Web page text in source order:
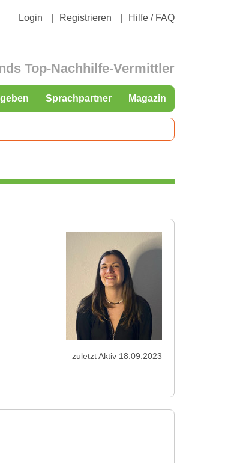
Login Registrieren Hilfe / FAQ
Top-Nachhilfe-Vermittler
Sprachpartner Magazin
zuletzt Aktiv 18.09.2023